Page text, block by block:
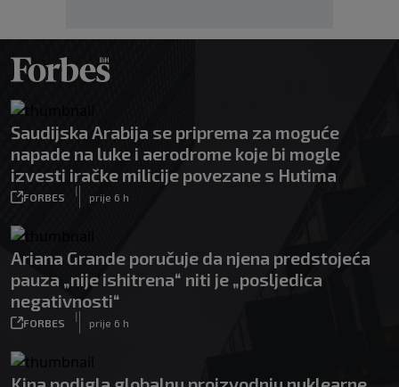
Saudijska Arabija se priprema za moguće
napade na luke i aerodrome koje bi mogle
izvesti iračke milicije povezane s Hutima
FORBES
|
prije 6 h
Ariana Grande poručuje da njena predstojeća
pauza „nije ishitrena“ niti je „posljedica
negativnosti“
FORBES
|
prije 6 h